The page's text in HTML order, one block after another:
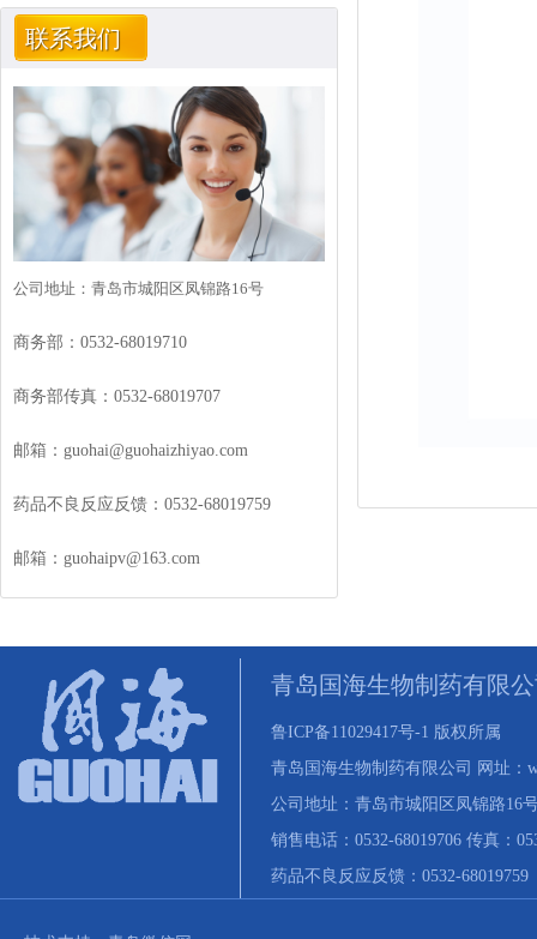
联系我们
公司地址：青岛市城阳区凤锦路16号
商务部：0532-68019710
商务部传真：0532-68019707
邮箱：guohai@guohaizhiyao.com
药品不良反应反馈：0532-68019759
邮箱：guohaipv@163.com
青岛国海生物制药有限
鲁ICP备11029417号-1 版权所属
青岛国海生物制药有限公司 网址：
公司地址：青岛市城阳区凤锦路16
销售电话：0532-68019706 传真：
药品不良反应反馈：0532-